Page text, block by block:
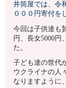
井筒屋では、令
０００円寄付を
今回は子供達も
円、長女5000円
た。
子ども達の世代
ウクライナの人
なりますように